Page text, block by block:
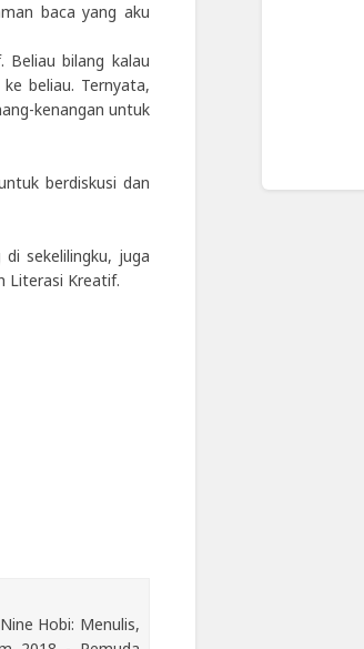
baca yang aku
Beliau bilang kalau
beliau. Ternyata,
kenangan untuk
berdiskusi dan
sekelilingku, juga
Literasi Kreatif.
Hobi: Menulis,